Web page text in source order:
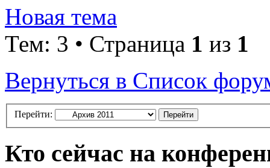
Новая тема
Тем: 3 • Страница 1 из 1
Вернуться в Список
Перейти:
Кто сейчас на